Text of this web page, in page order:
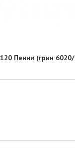
Пенни (грин